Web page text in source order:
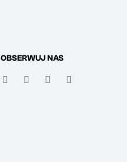
OBSERWUJ NAS